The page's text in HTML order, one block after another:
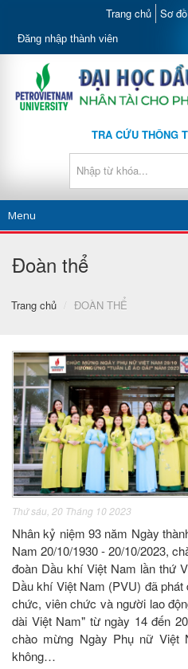
Trang chủ Sơ
Đăng nhập thành viên
TRA CỨU THÔNG
Menu
Đoàn thể
Trang chủ / ĐOÀN THỂ
Thứ sáu, 20 Tháng 10 2023
Nhân kỷ niệm 93 năm Ngày
Nam 20/10/1930 - 20/10/2023,
đoàn Dầu khí Việt Nam lần thứ
Dầu khí Việt Nam (PVU) đã
chức, viên chức và người lao
dài Việt Nam" từ ngày 14 đến
chào mừng Ngày Phụ nữ Việt
không…